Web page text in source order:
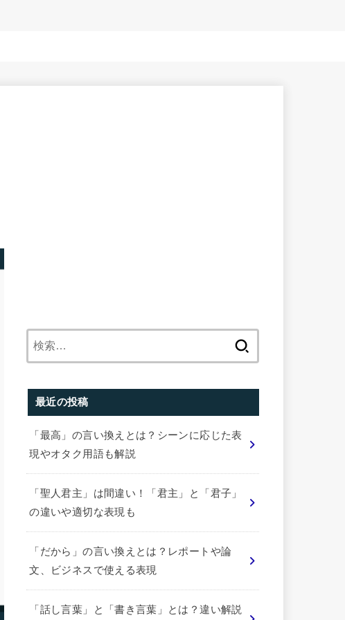
最近の投稿
「最高」の言い換えとは？シーンに応じた表
現やオタク用語も解説
「聖人君主」は間違い！「君主」と「君子」
の違いや適切な表現も
「だから」の言い換えとは？レポートや論
文、ビジネスで使える表現
「話し言葉」と「書き言葉」とは？違い解説